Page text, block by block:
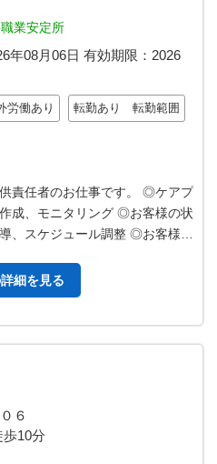
業安定所
年08月06日 有効期限： 2026
労働あり 転勤あり 転勤範囲
責任者のお仕事です。 ◎ケアプ
成、モニタリング ◎お客様の状
、スケジュール調整 ◎お客様宅
細を見る
０６
10分